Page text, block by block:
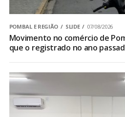
POMBAL E REGIÃO SLIDE 07/08/2026
Movimento no comércio de
que o registrado no ano